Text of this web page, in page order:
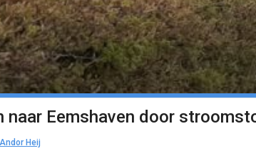
naar Eemshaven door
Andor Heij